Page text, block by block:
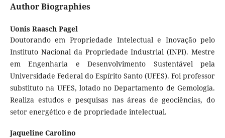
Author Biographies
Uonis Raasch Pagel
Doutorando em Propriedade Intelectual e Inovação pelo
Instituto Nacional da Propriedade Industrial (INPI). Mestre
em Engenharia e Desenvolvimento Sustentável pela
Universidade Federal do Espírito Santo (UFES). Foi professor
substituto na UFES, lotado no Departamento de Gemologia.
Realiza estudos e pesquisas nas áreas de geociências, do
setor energético e de propriedade intelectual.
Jaqueline Carolino